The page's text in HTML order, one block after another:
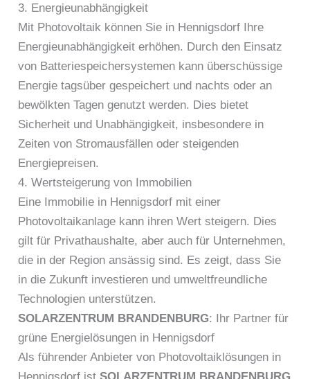
3. Energieunabhängigkeit
Mit Photovoltaik können Sie in Hennigsdorf Ihre
Energieunabhängigkeit erhöhen. Durch den Einsatz
von Batteriespeichersystemen kann überschüssige
Energie tagsüber gespeichert und nachts oder an
bewölkten Tagen genutzt werden. Dies bietet
Sicherheit und Unabhängigkeit, insbesondere in
Zeiten von Stromausfällen oder steigenden
Energiepreisen.
4. Wertsteigerung von Immobilien
Eine Immobilie in Hennigsdorf mit einer
Photovoltaikanlage kann ihren Wert steigern. Dies
gilt für Privathaushalte, aber auch für Unternehmen,
die in der Region ansässig sind. Es zeigt, dass Sie
in die Zukunft investieren und umweltfreundliche
Technologien unterstützen.
SOLARZENTRUM BRANDENBURG: Ihr Partner für
grüne Energielösungen in Hennigsdorf
Als führender Anbieter von Photovoltaiklösungen in
Hennigsdorf istSOLARZENTRUM BRANDENBURG